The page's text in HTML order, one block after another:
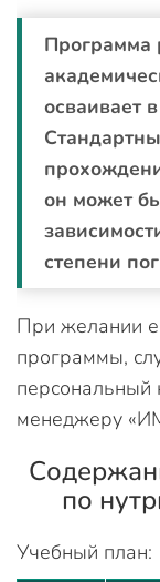
Программа
осваивает
он может
степени
При желании
программы,
персональный
менеджеру
по
Учебный план: